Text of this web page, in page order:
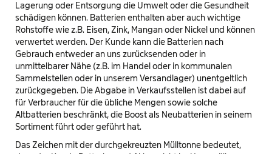
Lagerung oder Entsorgung die Umwelt oder die Gesundheit
schädigen können. Batterien enthalten aber auch wichtige
Rohstoffe wie z.B. Eisen, Zink, Mangan oder Nickel und können
verwertet werden. Der Kunde kann die Batterien nach
Gebrauch entweder an uns zurücksenden oder in
unmittelbarer Nähe (z.B. im Handel oder in kommunalen
Sammelstellen oder in unserem Versandlager) unentgeltlich
zurückgegeben. Die Abgabe in Verkaufsstellen ist dabei auf
für Verbraucher für die übliche Mengen sowie solche
Altbatterien beschränkt, die Boost als Neubatterien in seinem
Sortiment führt oder geführt hat.
Das Zeichen mit der durchgekreuzten Mülltonne bedeutet,